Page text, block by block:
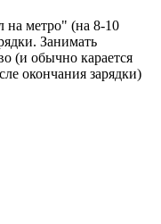
на метро" (на 8-10
Занимать
(и обычно карается
окончания зарядки)